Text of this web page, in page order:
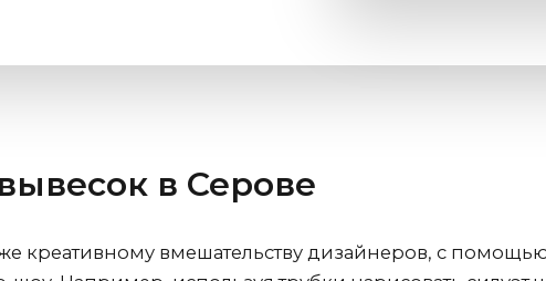
в Серове
креативному вмешательству дизайнеров, с